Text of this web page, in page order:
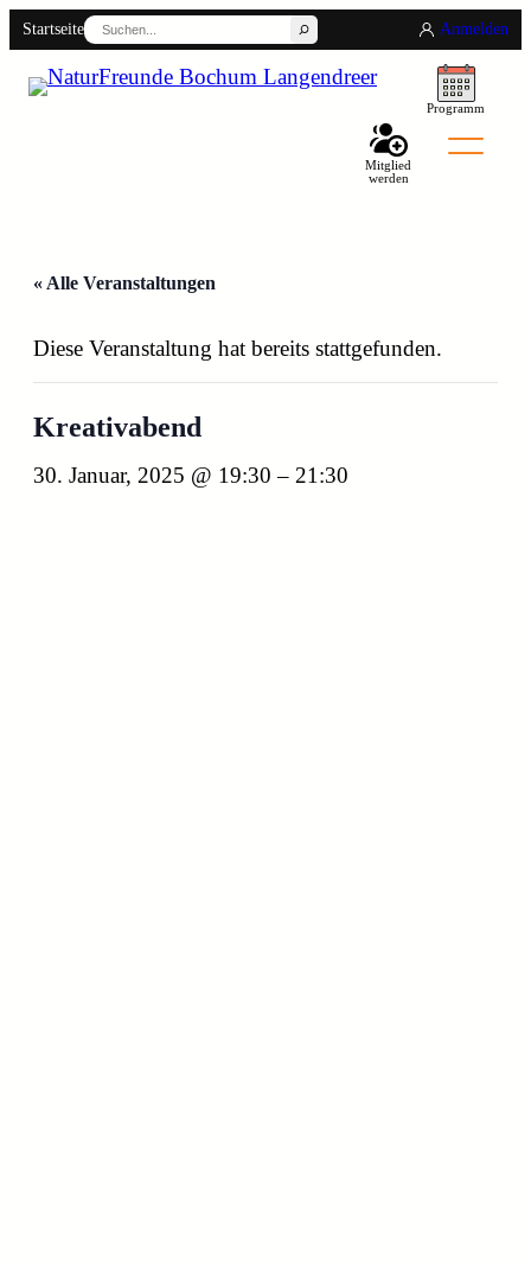
Startseite
Suchen
Anmelden
Programm
Mitglied
werden
Back
« Alle Veranstaltungen
Diese Veranstaltung hat bereits stattgefunden.
Kreativabend
30. Januar, 2025 @ 19:30 – 21:30